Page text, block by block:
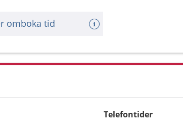
omboka tid
Telefontider